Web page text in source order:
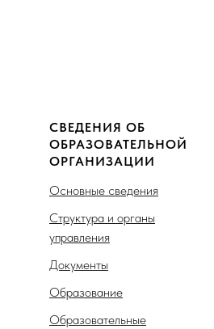
СВЕДЕНИЯ ОБ
ОБРАЗОВАТЕЛЬНОЙ
ОРГАНИЗАЦИИ
Основные сведения
Структура и органы
управления
Документы
Образование
Образовательные